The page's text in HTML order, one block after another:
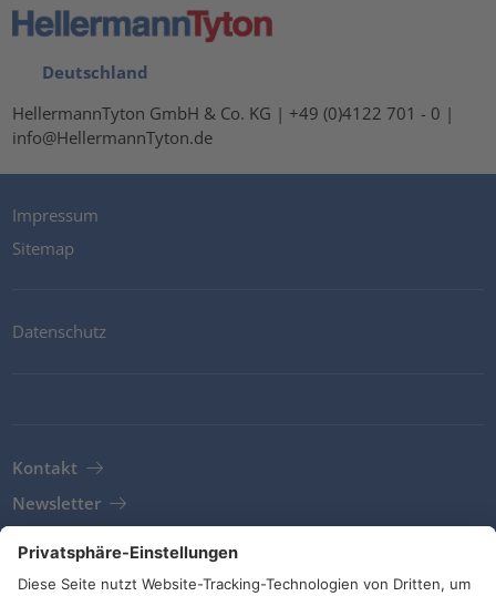
Deutschland
HellermannTyton GmbH & Co. KG | +49 (0)4122 701 - 0 |
info@HellermannTyton.de
Impressum
Sitemap
Datenschutz
Kontakt
Newsletter
AGB